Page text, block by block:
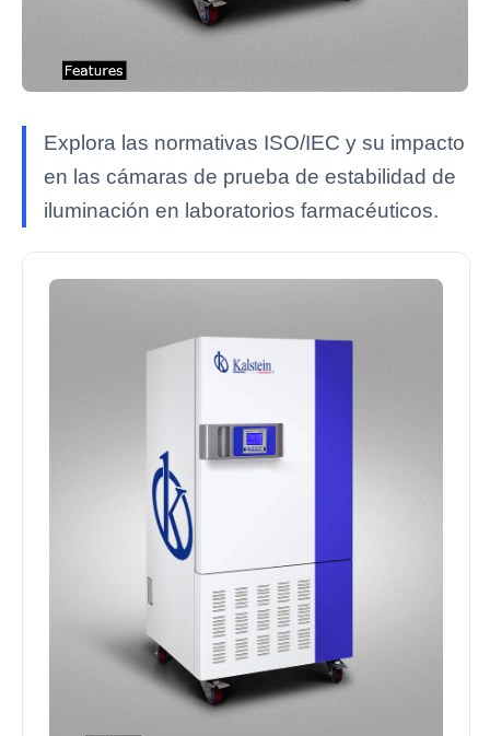
Explora las normativas ISO/IEC y su impacto
en las cámaras de prueba de estabilidad de
iluminación en laboratorios farmacéuticos.